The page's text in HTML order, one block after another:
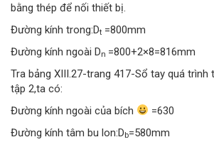
bằng thép để nối thiết bị.
Đường kính trong:Dt =800mm
Đường kính ngoài Dn =800+2×8=816mm
Tra bảng XIII.27-trang 417-Sổ tay quá
tập 2,ta có:
Đường kính ngoài của bích
=630
Đường kính tâm bu lon:D b=580mm